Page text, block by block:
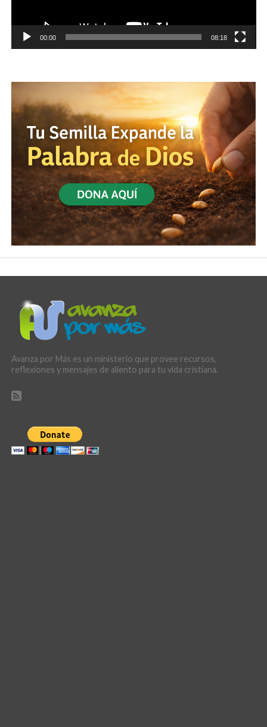
00:00 08:18
Avanza por Más es un ministerio que provee recursos,
reflexiones y mensajes de aliento para tu vida cristiana.